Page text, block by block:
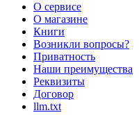
О сервисе
О магазине
Книги
Возникли вопросы?
Приватность
Наши преимущества
Реквизиты
Договор
llm.txt